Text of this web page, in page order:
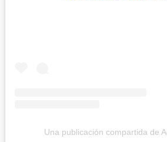
Una publicación compartida de